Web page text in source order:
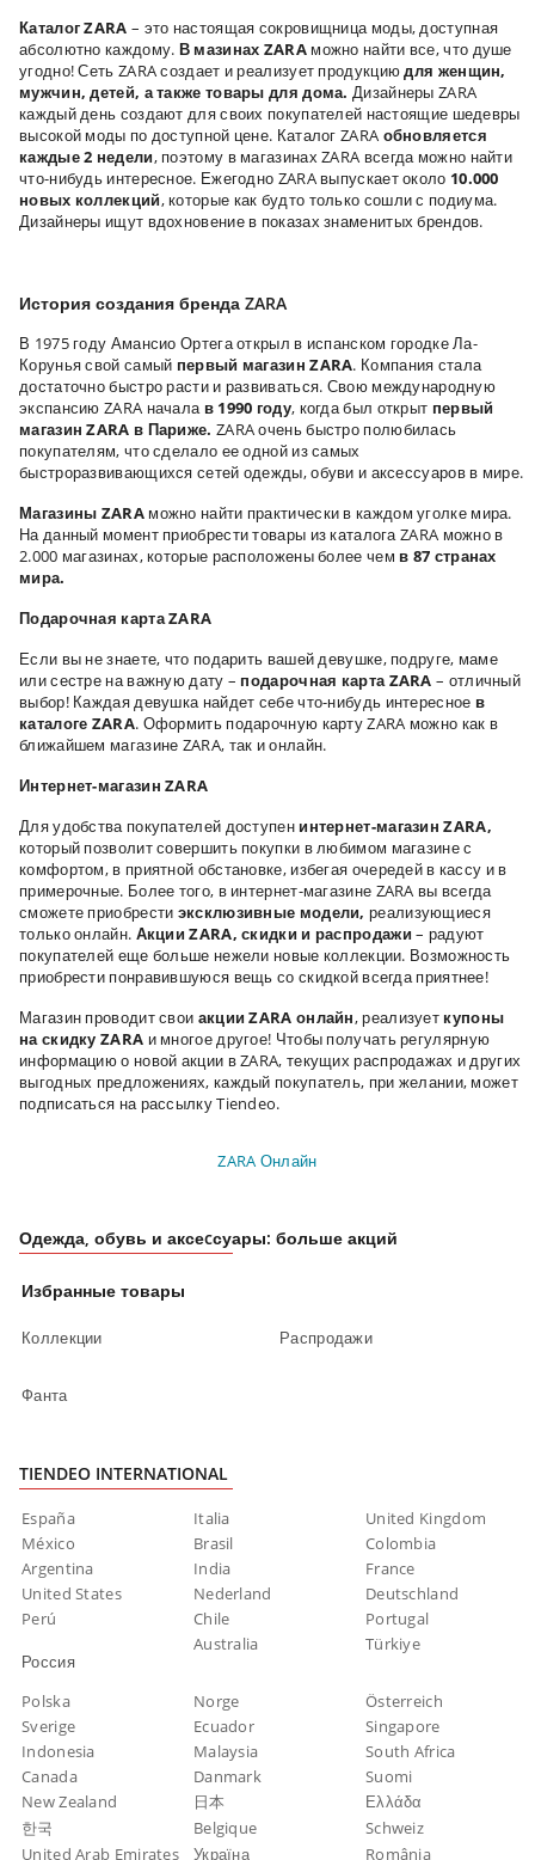
Каталог ZARA – это настоящая сокровищница моды, доступная
абсолютно каждому. В мазинах ZARAможно найти все, что душе
угодно! Сеть ZARA создает и реализует продукциюдля женщин,
мужчин, детей, а также товары для дома. Дизайнеры ZARA
каждый день создают для своих покупателей настоящие шедевры
высокой моды по доступной цене. Каталог ZARA обновляется
каждые 2 недели, поэтому в магазинах ZARA всегда можно найти
что-нибудь интересное. Ежегодно ZARA выпускает около 10.000
новых коллекций, которые как будто только сошли с подиума.
Дизайнеры ищут вдохновение в показах знаменитых брендов.
История создания бренда ZARA
В 1975 году Амансио Ортега открыл в испанском городке Ла-
Корунья свой самый первый магазин ZARA. Компания стала
достаточно быстро расти и развиваться. Свою международную
экспансию ZARA начала в 1990 году, когда был открыт первый
магазин ZARA в Париже. ZARA очень быстро полюбилась
покупателям, что сделало ее одной из самых
быстроразвивающихся сетей одежды, обуви и аксессуаров в мире.
Магазины ZARAможно найти практически в каждом уголке мира.
На данный момент приобрести товары из каталога ZARA можно в
2.000 магазинах, которые расположены более чем в 87 странах
мира.
Подарочная карта ZARA
Если вы не знаете, что подарить вашей девушке, подруге, маме
или сестре на важную дату – подарочная карта ZARA – отличный
выбор! Каждая девушка найдет себе что-нибудь интересное в
каталоге ZARA. Оформить подарочную карту ZARA можно как в
ближайшем магазине ZARA, так и онлайн.
Интернет-магазинZARA
Для удобства покупателей доступен интернет-магазин ZARA,
который позволит совершить покупки в любимом магазине с
комфортом, в приятной обстановке, избегая очередей в кассу и в
примерочные. Более того, в интернет-магазине ZARA вы всегда
сможете приобрести эксклюзивные модели, реализующиеся
только онлайн. Акции ZARA, скидки и распродажи – радуют
покупателей еще больше нежели новые коллекции. Возможность
приобрести понравившуюся вещь со скидкой всегда приятнее!
Магазин проводит свои акции ZARA онлайн, реализует купоны
на скидку ZARA и многое другое! Чтобы получать регулярную
информацию о новой акции в ZARA, текущих распродажах и других
выгодных предложениях, каждый покупатель, при желании, может
подписаться на рассылку Tiendeo.
ZARA Онлайн
Одежда, обувь и аксеcсуары: больше акций
Избранные товары
Коллекции Распродажи
Фанта
TIENDEO INTERNATIONAL
España Italia
United Kingdom
México
Brasil
Colombia
Argentina
India
France
United States
Nederland
Deutschland
Perú
Chile
Portugal
Россия
Australia Türkiye
Polska Norge
Österreich
Sverige
Ecuador
Singapore
Indonesia
Malaysia
South Africa
Canada
Danmark
Suomi
New Zealand
日本
Ελλάδα
한국
Belgique
Schweiz
United Arab Emirates
Україна România